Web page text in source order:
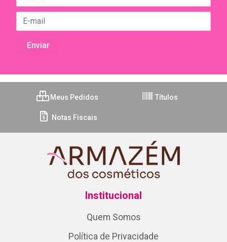
Meus Pedidos Títulos
Notas Fiscais
Institucional
Quem Somos
Política de Privacidade